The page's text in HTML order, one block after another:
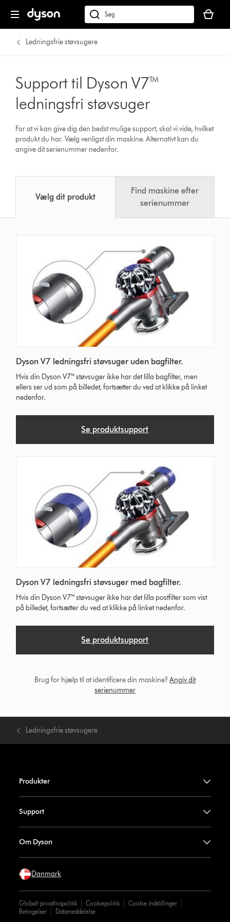
Søg
på
dyson.dk
er
tom
Ledningsfrie støvsugere
Support til Dyson V7™
ledningsfri støvsuger
For at vi kan give dig den bedst mulige support, skal vi vide, hvilket
produkt du har. Vælg venligst din maskine. Alternativt kan du
angive dit serienummer nedenfor.
Vælg dit produkt
Find maskine efter
serienummer
Dyson V7 ledningsfri støvsuger uden bagfilter.
Hvis din Dyson V7™ støvsuger ikke har det lilla bagfilter, men
ellers ser ud som på billedet, fortsætter du ved at klikke på linket
nedenfor.
Se produktsupport
Dyson V7 ledningsfri støvsuger med bagfilter.
Hvis din Dyson V7™ støvsuger ikke har det lilla postfilter som vist
på billedet, fortsætter du ved at klikke på linket nedenfor.
Se produktsupport
Brug for hjælp til at identificere din maskine? Angiv dit
serienummer
Ledningsfrie støvsugere
Produkter
Support
Om Dyson
Danmark
Globalt privatlivspolitik Cookiepolitik
Cookie indstillinger
Betingelser
Datameddelelse